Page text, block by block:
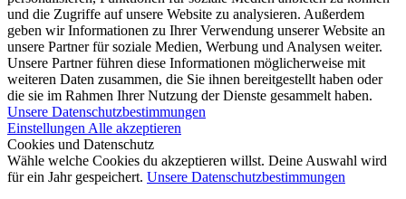
und die Zugriffe auf unsere Website zu analysieren. Außerdem
geben wir Informationen zu Ihrer Verwendung unserer Website an
unsere Partner für soziale Medien, Werbung und Analysen weiter.
Unsere Partner führen diese Informationen möglicherweise mit
weiteren Daten zusammen, die Sie ihnen bereitgestellt haben oder
die sie im Rahmen Ihrer Nutzung der Dienste gesammelt haben.
Unsere Datenschutzbestimmungen
Einstellungen Alle akzeptieren
Cookies und Datenschutz
Wähle welche Cookies du akzeptieren willst. Deine Auswahl wird
für ein Jahr gespeichert. Unsere Datenschutzbestimmungen